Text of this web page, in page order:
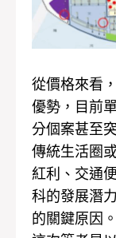
從價格來看
優勢，目前
分個案甚至
傳統生活圈
紅利、交通
科的發展潛
的關鍵原因。